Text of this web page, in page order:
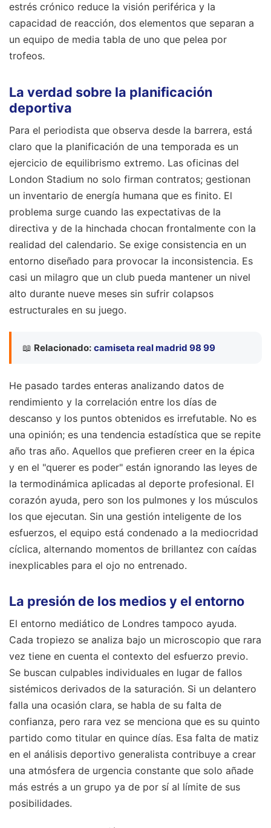
estrés crónico reduce la visión periférica y la
capacidad de reacción, dos elementos que separan a
un equipo de media tabla de uno que pelea por
trofeos.
La verdad sobre la planificación
deportiva
Para el periodista que observa desde la barrera, está
claro que la planificación de una temporada es un
ejercicio de equilibrismo extremo. Las oficinas del
London Stadium no solo firman contratos; gestionan
un inventario de energía humana que es finito. El
problema surge cuando las expectativas de la
directiva y de la hinchada chocan frontalmente con la
realidad del calendario. Se exige consistencia en un
entorno diseñado para provocar la inconsistencia. Es
casi un milagro que un club pueda mantener un nivel
alto durante nueve meses sin sufrir colapsos
estructurales en su juego.
📖 Relacionado: camiseta real madrid 98 99
He pasado tardes enteras analizando datos de
rendimiento y la correlación entre los días de
descanso y los puntos obtenidos es irrefutable. No es
una opinión; es una tendencia estadística que se repite
año tras año. Aquellos que prefieren creer en la épica
y en el "querer es poder" están ignorando las leyes de
la termodinámica aplicadas al deporte profesional. El
corazón ayuda, pero son los pulmones y los músculos
los que ejecutan. Sin una gestión inteligente de los
esfuerzos, el equipo está condenado a la mediocridad
cíclica, alternando momentos de brillantez con caídas
inexplicables para el ojo no entrenado.
La presión de los medios y el entorno
El entorno mediático de Londres tampoco ayuda.
Cada tropiezo se analiza bajo un microscopio que rara
vez tiene en cuenta el contexto del esfuerzo previo.
Se buscan culpables individuales en lugar de fallos
sistémicos derivados de la saturación. Si un delantero
falla una ocasión clara, se habla de su falta de
confianza, pero rara vez se menciona que es su quinto
partido como titular en quince días. Esa falta de matiz
en el análisis deportivo generalista contribuye a crear
una atmósfera de urgencia constante que solo añade
más estrés a un grupo ya de por sí al límite de sus
posibilidades.